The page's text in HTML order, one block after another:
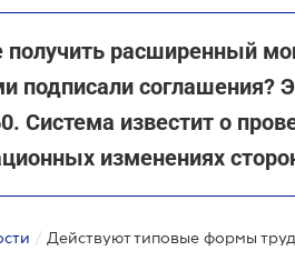
расширенный
подписали соглашения?
Система известит о
изменениях
/